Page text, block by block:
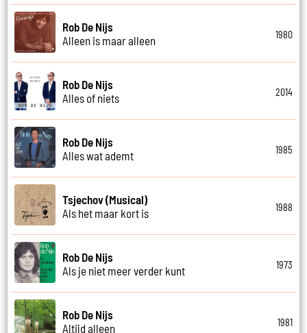
Rob De Nijs
Alleen is maar alleen
1980
Rob De Nijs
Alles of niets
2014
Rob De Nijs
Alles wat ademt
1985
Tsjechov (Musical)
Als het maar kort is
1988
Rob De Nijs
Als je niet meer verder kunt
1973
Rob De Nijs
Altijd alleen
1981